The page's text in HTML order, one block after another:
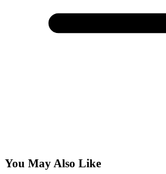
You May Also Like